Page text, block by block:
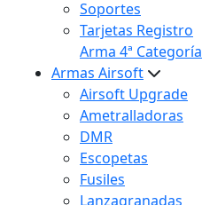
Soportes
Tarjetas Registro
Arma 4ª Categoría
Armas Airsoft
Airsoft Upgrade
Ametralladoras
DMR
Escopetas
Fusiles
Lanzagranadas